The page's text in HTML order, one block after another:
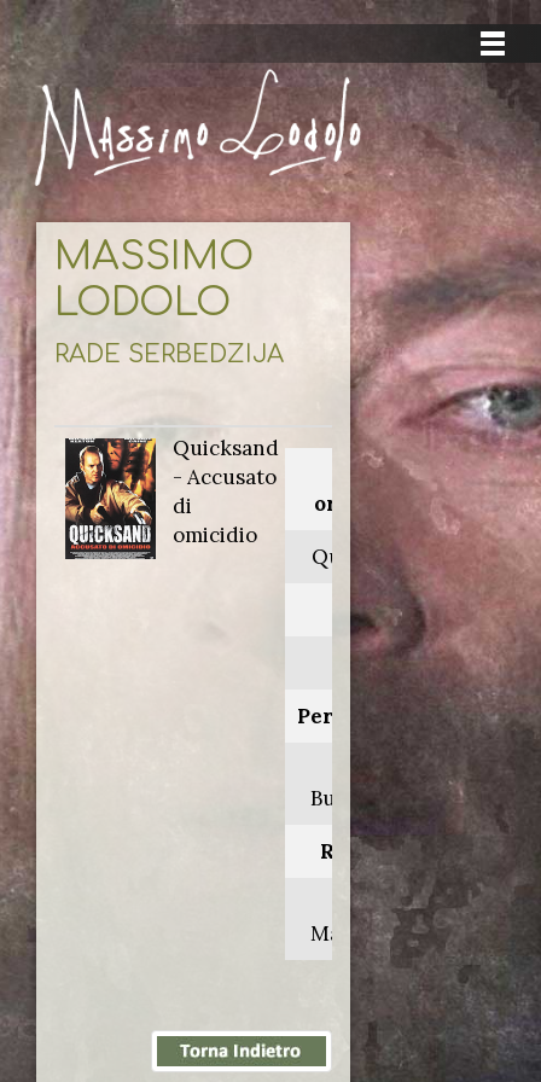
MASSIMO
LODOLO
RADE SERBEDZIJA
Quicksand
- Accusato
di
omicidio
Titolo
originale:
Quicksand
Anno:
2003
Personaggio:
Butraskaya
Regia di:
John
Mackenzie